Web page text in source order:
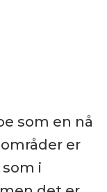
som en nå
er
i